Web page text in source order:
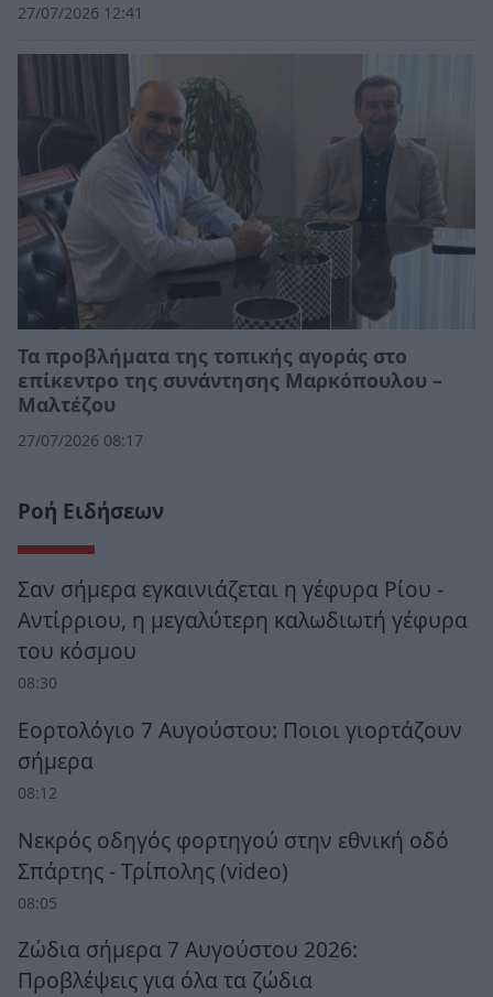
27/07/2026 12:41
Τα προβλήματα της τοπικής αγοράς στο
επίκεντρο της συνάντησης Μαρκόπουλου –
Μαλτέζου
27/07/2026 08:17
Ροή Ειδήσεων
Σαν σήμερα εγκαινιάζεται η γέφυρα Ρίου -
Αντίρριου, η μεγαλύτερη καλωδιωτή γέφυρα
του κόσμου
08:30
Εορτολόγιο 7 Αυγούστου: Ποιοι γιορτάζουν
σήμερα
08:12
Νεκρός οδηγός φορτηγού στην εθνική οδό
Σπάρτης - Τρίπολης (video)
08:05
Ζώδια σήμερα 7 Αυγούστου 2026:
Προβλέψεις για όλα τα ζώδια